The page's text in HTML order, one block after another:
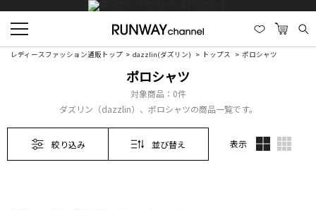
レディースファッション通販トップ dazzlin(ダズリン) トップス ポロシャツ
ポロシャツ
対象商品： 0件
ダズリン（dazzlin）、ポロシャツの商品一覧です。
絞り込み 並び替え 表示